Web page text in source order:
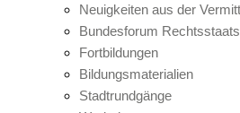
Neuigkeiten aus der
Bundesforum
Fortbildungen
Bildungsmaterialien
Stadtrundgänge